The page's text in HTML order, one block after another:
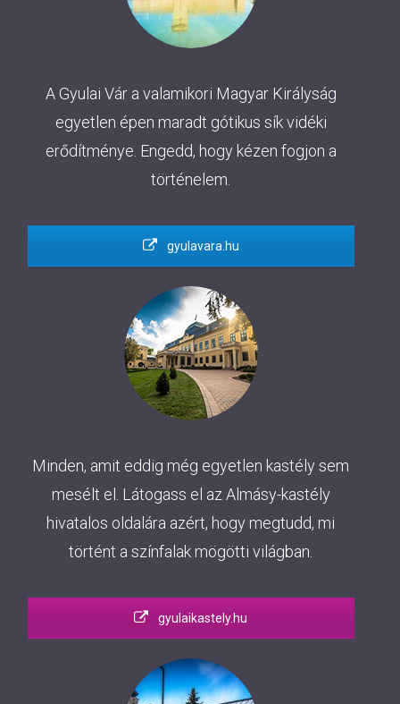
A Gyulai Vár a valamikori Magyar Királyság
egyetlen épen maradt gótikus sík vidéki
erődítménye. Engedd, hogy kézen fogjon a
történelem.
gyulavara.hu
Minden, amit eddig még egyetlen kastély sem
mesélt el. Látogass el az Almásy-kastély
hivatalos oldalára azért, hogy megtudd, mi
történt a színfalak mögötti világban.
gyulaikastely.hu